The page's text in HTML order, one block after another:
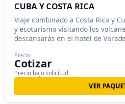
CUBA Y COSTA RICA
Viaje combinado a Costa Rica y
y ecoturismo visitando los
descansarás en el hotel de
Precio
Cotizar
Precio bajo solicitud
VER